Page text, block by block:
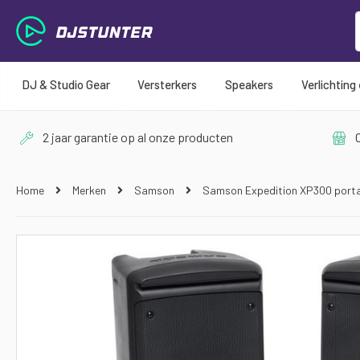
DJ & Studio Gear Versterkers Speakers
2 jaar garantie op al onze producten
Home Merken Samson Samson Expedition XP300